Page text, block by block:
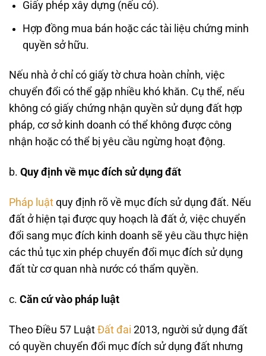
Giấy phép xây dựng (nếu có).
Hợp đồng mua bán hoặc các tài liệu chứng minh
quyền sở hữu.
Nếu nhà ở chỉ có giấy tờ chưa hoàn chỉnh, việc
chuyển đổi có thể gặp nhiều khó khăn. Cụ thể, nếu
không có giấy chứng nhận quyền sử dụng đất hợp
pháp, cơ sở kinh doanh có thể không được công
nhận hoặc có thể bị yêu cầu ngừng hoạt động.
b. Quy định về mục đích sử dụng đất
Pháp luật quy định rõ về mục đích sử dụng đất. Nếu
đất ở hiện tại được quy hoạch là đất ở, việc chuyển
đổi sang mục đích kinh doanh sẽ yêu cầu thực hiện
các thủ tục xin phép chuyển đổi mục đích sử dụng
đất từ cơ quan nhà nước có thẩm quyền.
c. Căn cứ vào pháp luật
Theo Điều 57 Luật Đất đai 2013, người sử dụng đất
có quyền chuyển đổi mục đích sử dụng đất nhưng